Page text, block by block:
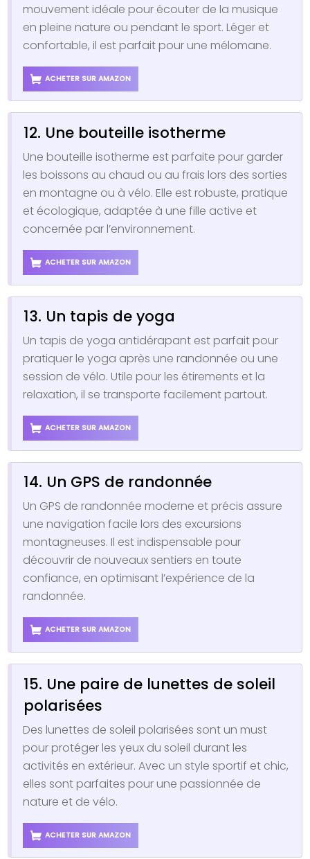
mouvement idéale pour écouter de la musique
en pleine nature ou pendant le sport. Léger et
confortable, il est parfait pour une mélomane.
ACHETER SUR AMAZON
12. Une bouteille isotherme
Une bouteille isotherme est parfaite pour garder
les boissons au chaud ou au frais lors des sorties
en montagne ou à vélo. Elle est robuste, pratique
et écologique, adaptée à une fille active et
concernée par l’environnement.
ACHETER SUR AMAZON
13. Un tapis de yoga
Un tapis de yoga antidérapant est parfait pour
pratiquer le yoga après une randonnée ou une
session de vélo. Utile pour les étirements et la
relaxation, il se transporte facilement partout.
ACHETER SUR AMAZON
14. Un GPS de randonnée
Un GPS de randonnée moderne et précis assure
une navigation facile lors des excursions
montagneuses. Il est indispensable pour
découvrir de nouveaux sentiers en toute
confiance, en optimisant l’expérience de la
randonnée.
ACHETER SUR AMAZON
15. Une paire de lunettes de soleil
polarisées
Des lunettes de soleil polarisées sont un must
pour protéger les yeux du soleil durant les
activités en extérieur. Avec un style sportif et chic,
elles sont parfaites pour une passionnée de
nature et de vélo.
ACHETER SUR AMAZON